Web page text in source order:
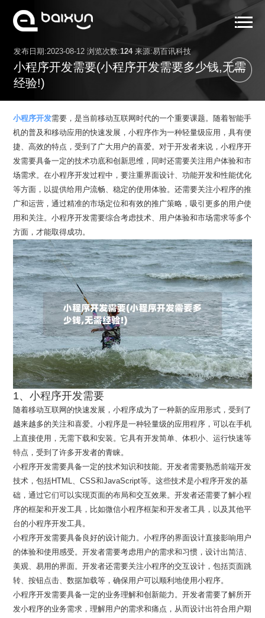
首页
服务范围
小程序案例
解决方案
关于我们
小程序资讯
联系我们
发布日期:2023-08-12 浏览次数:124来源:易百讯科技
小程序开发需要(小程序开发需要多少钱,无需
经验!)
小程序开发需要，是当前移动互联网时代的一个重要课题。随着智能手
机的普及和移动应用的快速发展，小程序作为一种轻量级应用，具有便
捷、高效的特点，受到了广大用户的喜爱。对于开发者来说，小程序开
发需要具备一定的技术功底和创新思维，同时还需要关注用户体验和市
场需求。在小程序开发过程中，要注重界面设计、功能开发和性能优化
等方面，以提供给用户流畅、稳定的使用体验。还需要关注小程序的推
广和运营，通过精准的市场定位和有效的推广策略，吸引更多的用户使
用和关注。小程序开发需要综合考虑技术、用户体验和市场需求等多个
方面，才能取得成功。
1、小程序开发需要
随着移动互联网的快速发展，小程序成为了一种新的应用形式，受到了
越来越多的关注和喜爱。小程序是一种轻量级的应用程序，可以在手机
上直接使用，无需下载和安装。它具有开发简单、体积小、运行快速等
特点，受到了许多开发者的青睐。
小程序开发需要具备一定的技术知识和技能。开发者需要熟悉前端开发
技术，包括HTML、CSS和JavaScript等。这些技术是小程序开发的基
础，通过它们可以实现页面的布局和交互效果。开发者还需要了解小程
序的框架和开发工具，比如微信小程序框架和开发者工具，以及其他平
台的小程序开发工具。
小程序开发需要具备良好的设计能力。小程序的界面设计直接影响用户
的体验和使用感受。开发者需要考虑用户的需求和习惯，设计出简洁、
美观、易用的界面。开发者还需要关注小程序的交互设计，包括页面跳
转、按钮点击、数据加载等，确保用户可以顺利地使用小程序。
小程序开发需要具备一定的业务理解和创新能力。开发者需要了解所开
发小程序的业务需求，理解用户的需求和痛点，从而设计出符合用户期